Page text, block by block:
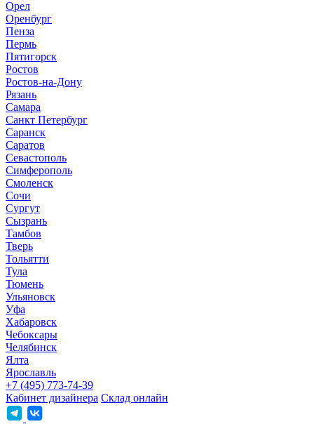
Орел
Оренбург
Пенза
Пермь
Пятигорск
Ростов
Ростов-на-Дону
Рязань
Самара
Санкт Петербург
Саранск
Саратов
Севастополь
Симферополь
Смоленск
Сочи
Сургут
Сызрань
Тамбов
Тверь
Тольятти
Тула
Тюмень
Ульяновск
Уфа
Хабаровск
Чебоксары
Челябинск
Ялта
Ярославль
+7 (495) 773-74-39
Кабинет дизайнера Склад онлайн